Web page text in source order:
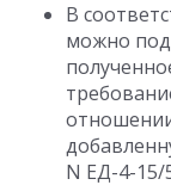
В
можно
N ЕД-4-15/